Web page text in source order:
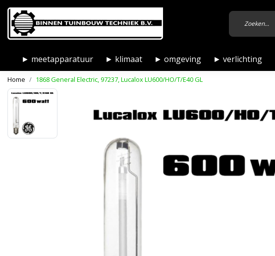
► meetapparatuur ► klimaat ► omgeving ► verlichting
Home 1868 General Electric, 97237, Lucalox LU600/HO/T/E40 GL